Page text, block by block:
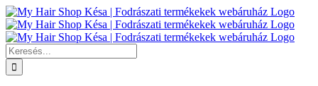
Kihagyás
Keresés...